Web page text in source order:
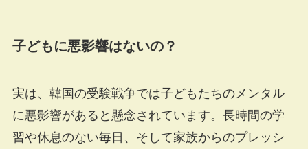
子どもに悪影響はないの？
実は、韓国の受験戦争では子どもたちのメンタル
に悪影響があると懸念されています。長時間の学
習や休息のない毎日、そして家族からのプレッシ